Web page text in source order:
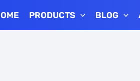
PRODUCTS BLOG